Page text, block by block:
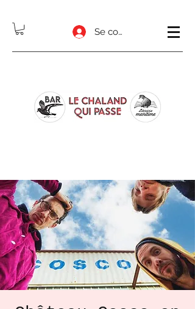
Se connecter